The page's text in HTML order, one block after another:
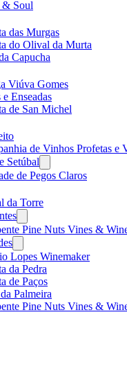
& Soul
das Murgas
do Olival da Murta
Capucha
Viúva Gomes
e Enseadas
de San Michel
de Vinhos Profetas e
Setúbal
menu
de Pegos Claros
da Torre
menu
Pine Nuts Vines &
menu
Lopes Winemaker
da Pedra
de Paços
Palmeira
Pine Nuts Vines &